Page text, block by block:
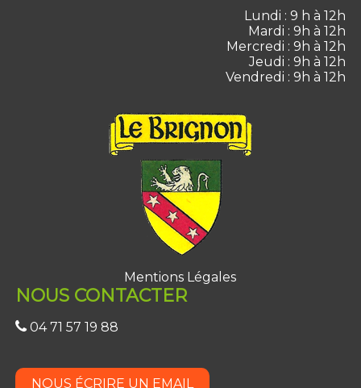
Lundi : 9 h à 12h
Mardi : 9h à 12h
Mercredi : 9h à 12h
Jeudi : 9h à 12h
Vendredi : 9h à 12h
Mentions Légales
NOUS CONTACTER
04 71 57 19 88
NOUS ÉCRIRE UN EMAIL